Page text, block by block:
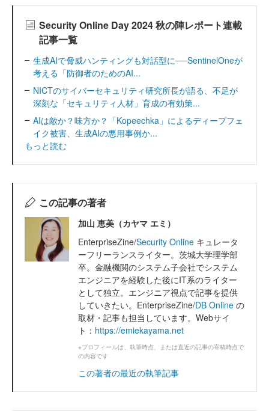
Security Online Day 2024 秋の陣レポート連載
記事一覧
生成AIで脅威ハンティングも対話型に──SentinelOneが
考える「防御者のためのAI...
NICTのサイバーセキュリティ研究所長が語る、不足が
深刻な「セキュリティ人材」育成の有効策...
AIは敵か？味方か？「Kopeechka」によるディープフェ
イク被害、生成AIの悪用事例か...
もっと読む
この記事の著者
加山 恵美（カヤマ エミ）
EnterpriseZine/Security Online キュレータ
ーフリーランスライター。茨城大学理学部
卒。金融機関のシステム子会社でシステム
エンジニアを経験した後にIT系のライター
として独立。エンジニア視点で記事を提供
していきたい。EnterpriseZine/DB Online の
取材・記事も担当しています。Webサイ
ト： https://emiekayama.net
※プロフィールは、執筆時点、または直近の記事の寄稿時点で
の内容です
この著者の最近の執筆記事